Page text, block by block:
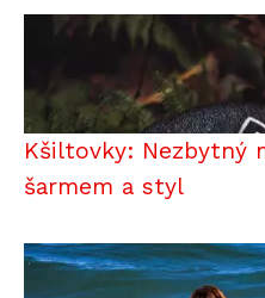
Kšiltovky: Nezbytný
šarmem a styl